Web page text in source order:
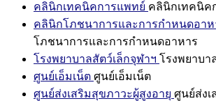
คลินิกเทคนิคการแพทย์ คลินิกเทคนิค
คลินิกโภชนาการและการกำหนดอาห
โภชนาการและการกำหนดอาหาร
โรงพยาบาลสัตว์เล็กจุฬาฯ โรงพยาบา
ศูนย์เอ็มเน็ต ศูนย์เอ็มเน็ต
ศูนย์ส่งเสริมสุขภาวะผู้สูงอายุ ศูนย์ส่งเ